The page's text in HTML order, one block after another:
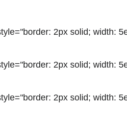
2px solid; width:
2px solid; width:
2px solid; width: